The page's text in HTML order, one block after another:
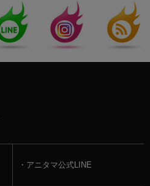
アニタマ公式LINE